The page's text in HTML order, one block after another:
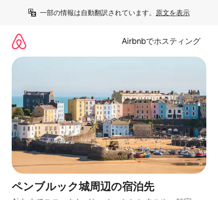
一部の情報は自動翻訳されています。 原文を表示
Airbnbでホスティング
ペンブルック城⁠周⁠辺⁠の宿⁠泊⁠先